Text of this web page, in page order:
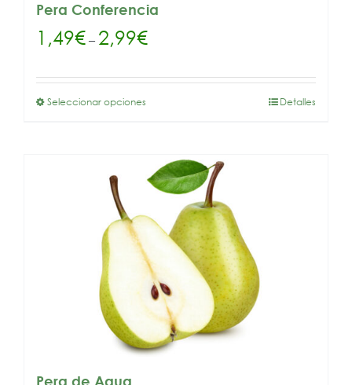
Pera Conferencia
1,49€– 2,99€
Seleccionar opciones Detalles
Pera de Agua